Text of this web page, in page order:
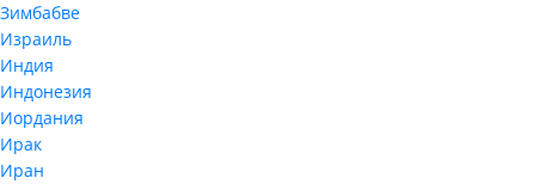
Зимбабве
Израиль
Индия
Индонезия
Иордания
Ирак
Иран